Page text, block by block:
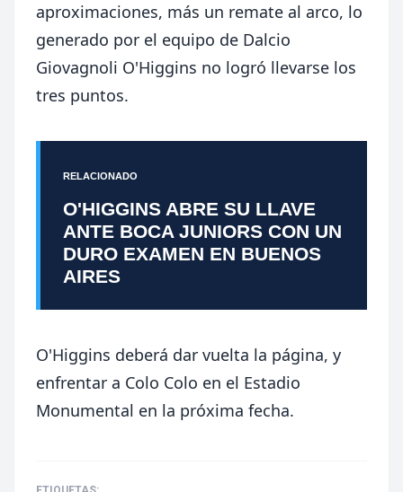
aproximaciones, más un remate al arco, lo
generado por el equipo de Dalcio
Giovagnoli O'Higgins no logró llevarse los
tres puntos.
RELACIONADO
O'HIGGINS ABRE SU LLAVE
ANTE BOCA JUNIORS CON UN
DURO EXAMEN EN BUENOS
AIRES
O'Higgins deberá dar vuelta la página, y
enfrentar a Colo Colo en el Estadio
Monumental en la próxima fecha.